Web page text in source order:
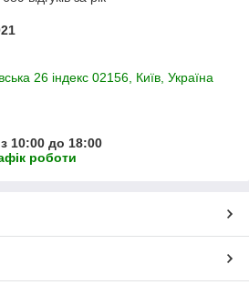
26 індекс 02156, Київ, Україна
10:00 до 18:00
роботи